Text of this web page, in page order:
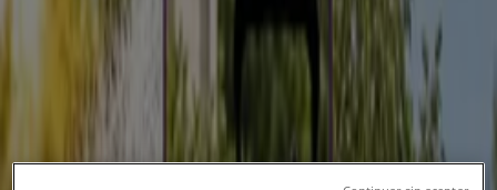
De bästa katalogerna i Skuggarvet
Pekås